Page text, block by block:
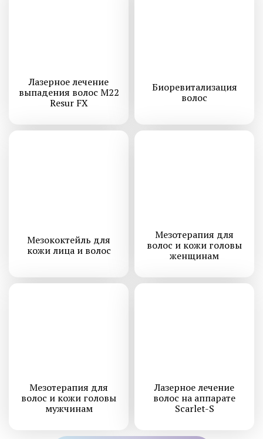
Лазерное лечение
выпадения волос M22
Resur FX
Биоревитализация
волос
Мезококтейль для
кожи лица и волос
Мезотерапия для
волос и кожи головы
женщинам
Мезотерапия для
волос и кожи головы
мужчинам
Лазерное лечение
волос на аппарате
Scarlet-S